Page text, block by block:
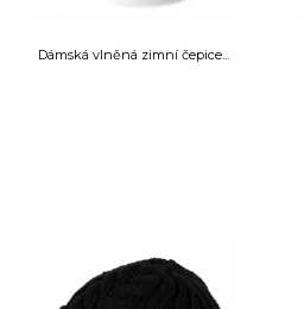
Dámská vlněná zimní čepice...